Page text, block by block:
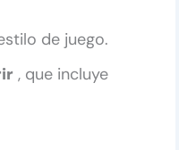
de juego.
, que incluye